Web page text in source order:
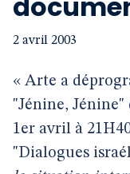
2 avril 2003
« Arte a
"Jénine,
1er avril à
"Dialogues